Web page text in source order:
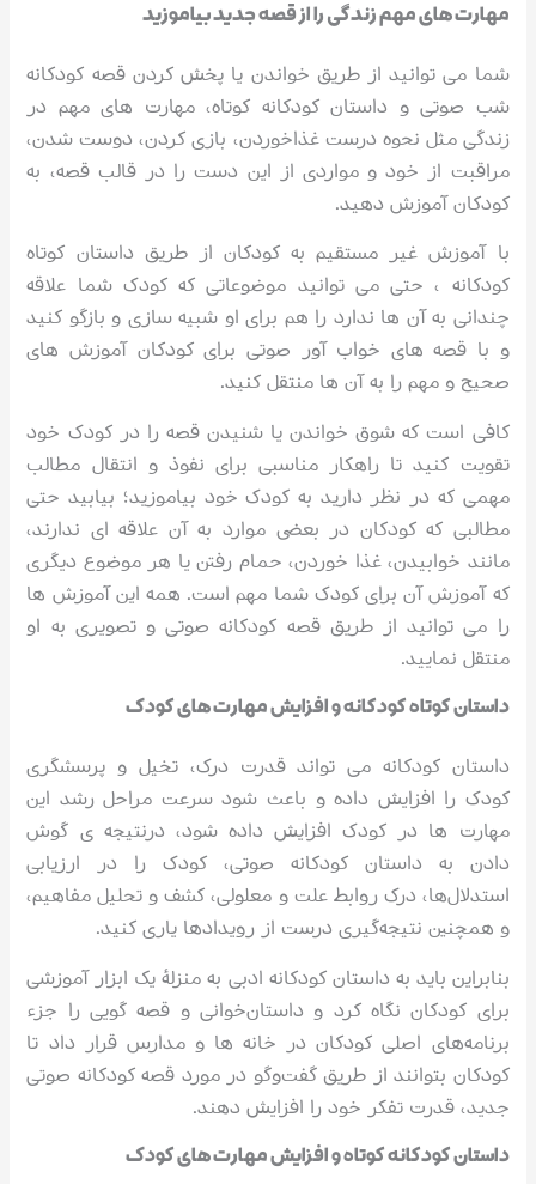
مهارت های مهم زندگی را از قصه جدید بیاموزید
شما می توانید از طریق خواندن یا پخش کردن قصه کودکانه
شب صوتی و داستان کودکانه کوتاه، مهارت های مهم در
زندگی مثل نحوه درست غذاخوردن، بازی کردن، دوست شدن،
مراقبت از خود و مواردی از این دست را در قالب قصه، به
کودکان آموزش دهید.
با آموزش غیر مستقیم به کودکان از طریق داستان کوتاه
کودکانه ، حتی می توانید موضوعاتی که کودک شما علاقه
چندانی به آن ها ندارد را هم برای او شبیه سازی و بازگو کنید
و با قصه های خواب آور صوتی برای کودکان آموزش های
صحیح و مهم را به آن ها منتقل کنید.
کافی است که شوق خواندن یا شنیدن قصه را در کودک خود
تقویت کنید تا راهکار مناسبی برای نفوذ و انتقال مطالب
مهمی که در نظر دارید به کودک خود بیاموزید؛ بیابید حتی
مطالبی که کودکان در بعضی موارد به آن علاقه ای ندارند،
مانند خوابیدن، غذا خوردن، حمام رفتن یا هر موضوع دیگری
که آموزش آن برای کودک شما مهم است. همه این آموزش ها
را می توانید از طریق قصه کودکانه صوتی و تصویری به او
منتقل نمایید.
داستان کوتاه کودکانه و افزایش مهارت های کودک
داستان کودکانه می تواند قدرت درک، تخیل و پرسشگری
کودک را افزایش داده و باعث شود سرعت مراحل رشد این
مهارت ها در کودک افزایش داده شود، در‌نتیجه ی گوش
دادن به داستان کودکانه صوتی، کودک را در ارزیابی
استدلال‌ها، درک روابط علت و معلولی، کشف و تحلیل مفاهیم،
و همچنین نتیجه‌گیری درست از رویدادها یاری کنید.
بنابراین باید به داستان‌ کودکانه ادبی به ‌منزلۀ یک ابزار آموزشی
برای کودکان نگاه کرد و داستان‌خوانی و قصه گویی را جزء
برنامه‌های اصلی کودکان در خانه ها و مدارس قرار داد تا
کودکان بتوانند از طریق گفت‌و‌گو در مورد قصه کودکانه صوتی
جدید، قدرت تفکر خود را افزایش دهند.
داستان کودکانه کوتاه و افزایش مهارت های کودک